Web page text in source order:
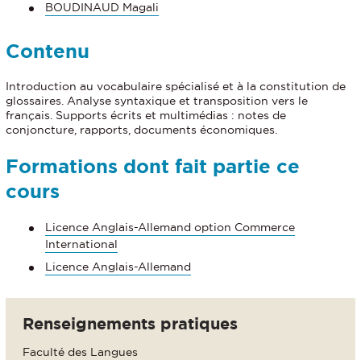
BOUDINAUD Magali
Contenu
Introduction au vocabulaire spécialisé et à la constitution de
glossaires. Analyse syntaxique et transposition vers le
français. Supports écrits et multimédias : notes de
conjoncture, rapports, documents économiques.
Formations dont fait partie ce
cours
Licence Anglais-Allemand option Commerce
International
Licence Anglais-Allemand
Renseignements pratiques
Faculté des Langues